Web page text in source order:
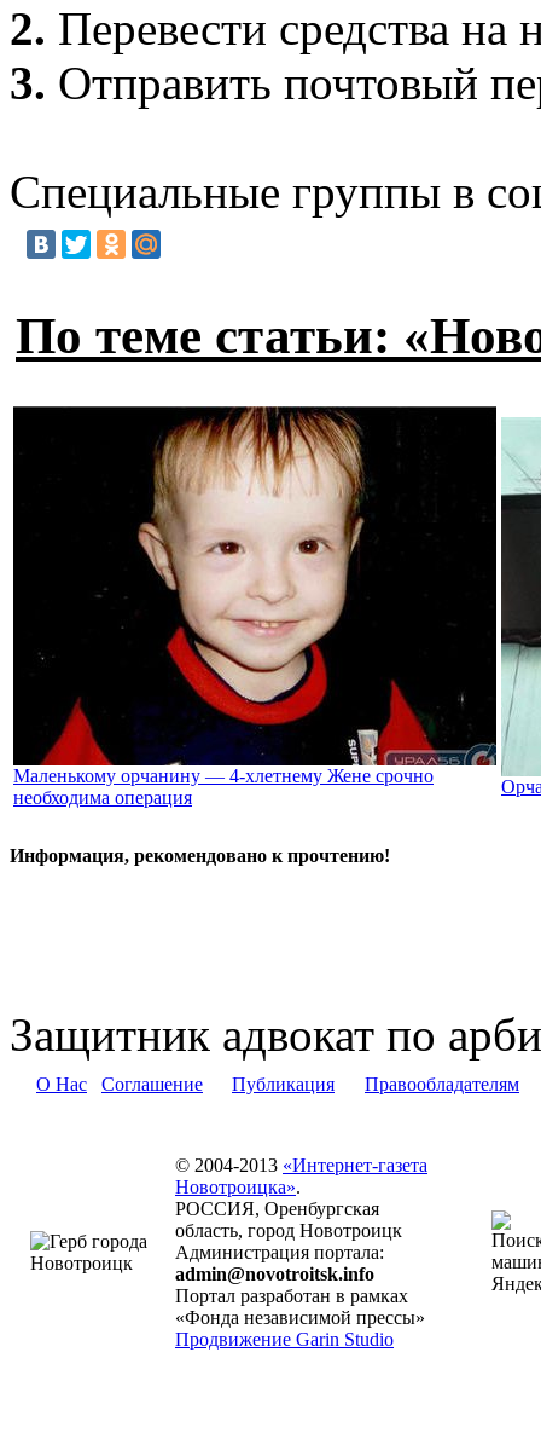
2. Перевести средства
3. Отправить почтовый
Специальные группы в
По теме статьи:
Маленькому орчанину — 4-хлетнему Жене срочно
необходима операция
Информация, рекомендовано к прочтению!
Защитник адвокат по
О Нас Соглашение Публикация Правообладателям
© 2004-2013 «Интернет-газета
Новотроицка».
РОССИЯ, Оренбургская
область, город Новотроицк
Администрация портала:
admin@novotroitsk.info
Портал разработан в рамках
«Фонда независимой прессы»
Продвижение Garin Studio